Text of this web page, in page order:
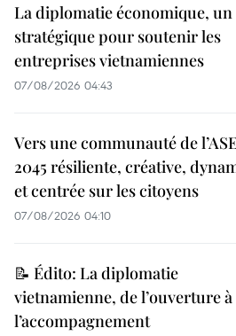
La diplomatie économique,
stratégique pour soutenir les
entreprises vietnamiennes
07/08/2026 04:43
Vers une communauté de
2045 résiliente, créative,
et centrée sur les citoyens
07/08/2026 04:10
📝 Édito: La diplomatie
vietnamienne, de l’ouverture à
l’accompagnement